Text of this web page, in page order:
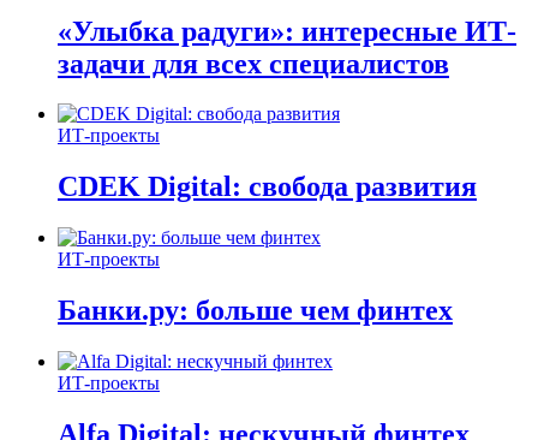
«Улыбка радуги»: интересные ИТ-
задачи для всех специалистов
ИТ-проекты
CDEK Digital: свобода развития
ИТ-проекты
Банки.ру: больше чем финтех
ИТ-проекты